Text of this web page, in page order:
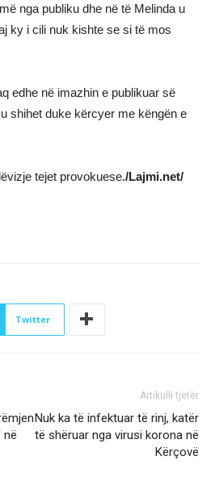
nga publiku dhe në të Melinda u
ky i cili nuk kishte se si të mos
edhe në imazhin e publikuar së
shihet duke kërcyer me këngën e
tejet provokuese./Lajmi.net/
Twitter
në
Artikulli tjetër
Nuk ka të infektuar të rinj, katër
të shëruar nga virusi korona në
Kërçovë